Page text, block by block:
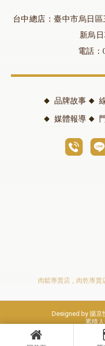
台中總店
臺中市烏日
新烏日
電話
品牌故事
媒體報導
肉鬆專賣店 肉乾專賣
Designed by 揚京
累積